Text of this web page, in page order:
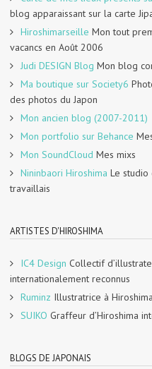
blog apparaissant sur la carte
Hiroshimarseille Mon tout
vacancs en Août 2006
Judi DESIGN Blog Mon blog
Ma boutique sur Society6
des photos du Japon
Mon ancien blog (2007-2011)
Mon portfolio sur Behance
Mon SoundCloud Mes mixs
Nininbaori Hiroshima Le
travaillais
ARTISTES D'HIROSHIMA
IC4 Design Collectif
internationalement reconnus
Ruminz Illustratrice à Hiroshima
SUIKO Graffeur d’Hiroshima
BLOGS DE JAPONAIS